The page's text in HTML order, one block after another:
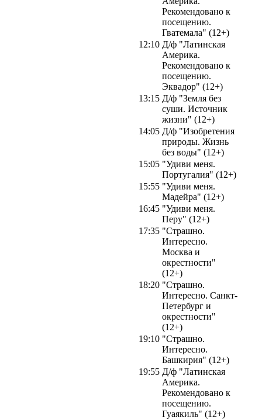
Рекомендовано к
посещению.
Гватемала" (12+)
12:10 Д/ф "Латинская
Америка.
Рекомендовано к
посещению.
Эквадор" (12+)
13:15 Д/ф "Земля без
суши. Источник
жизни" (12+)
14:05 Д/ф "Изобретения
природы. Жизнь
без воды" (12+)
15:05 "Удиви меня.
Португалия" (12+)
15:55 "Удиви меня.
Мадейра" (12+)
16:45 "Удиви меня.
Перу" (12+)
17:35 "Страшно.
Интересно.
Москва и
окрестности"
(12+)
18:20 "Страшно.
Интересно. Санкт-
Петербург и
окрестности"
(12+)
19:10 "Страшно.
Интересно.
Башкирия" (12+)
19:55 Д/ф "Латинская
Америка.
Рекомендовано к
посещению.
Гуаякиль" (12+)